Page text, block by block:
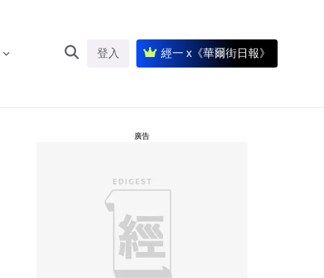
登入 經一 x《華爾街日報》
廣告